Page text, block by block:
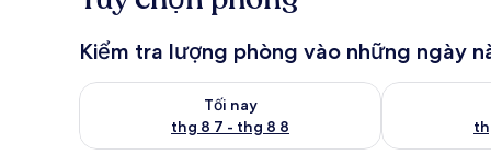
Kiểm tra lượng phòng vào những ngày
Tối nay
thg 8 7 - thg 8 8
Kiểm tra lượng phòng tối nay từ thg 8 7 - thg 8 8
Kiểm tra